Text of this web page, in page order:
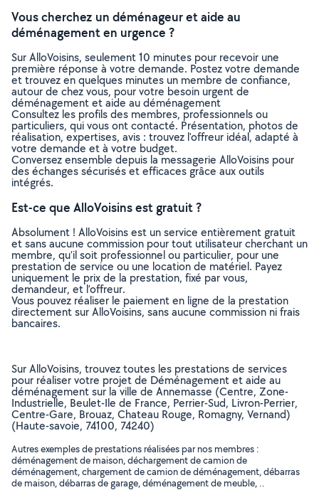
Vous cherchez un déménageur et aide au
déménagement en urgence ?
Sur AlloVoisins, seulement 10 minutes pour recevoir une
première réponse à votre demande. Postez votre demande
et trouvez en quelques minutes un membre de confiance,
autour de chez vous, pour votre besoin urgent de
déménagement et aide au déménagement
Consultez les profils des membres, professionnels ou
particuliers, qui vous ont contacté. Présentation, photos de
réalisation, expertises, avis : trouvez l'offreur idéal, adapté à
votre demande et à votre budget.
Conversez ensemble depuis la messagerie AlloVoisins pour
des échanges sécurisés et efficaces grâce aux outils
intégrés.
Est-ce que AlloVoisins est gratuit ?
Absolument ! AlloVoisins est un service entièrement gratuit
et sans aucune commission pour tout utilisateur cherchant un
membre, qu’il soit professionnel ou particulier, pour une
prestation de service ou une location de matériel. Payez
uniquement le prix de la prestation, fixé par vous,
demandeur, et l’offreur.
Vous pouvez réaliser le paiement en ligne de la prestation
directement sur AlloVoisins, sans aucune commission ni frais
bancaires.
Sur AlloVoisins, trouvez toutes les prestations de services
pour réaliser votre projet de Déménagement et aide au
déménagement sur la ville de Annemasse (Centre, Zone-
Industrielle, Beulet-Ile de France, Perrier-Sud, Livron-Perrier,
Centre-Gare, Brouaz, Chateau Rouge, Romagny, Vernand)
(Haute-savoie, 74100, 74240)
Autres exemples de prestations réalisées par nos membres :
déménagement de maison, déchargement de camion de
déménagement, chargement de camion de déménagement, débarras
de maison, débarras de garage, déménagement de meuble, ..